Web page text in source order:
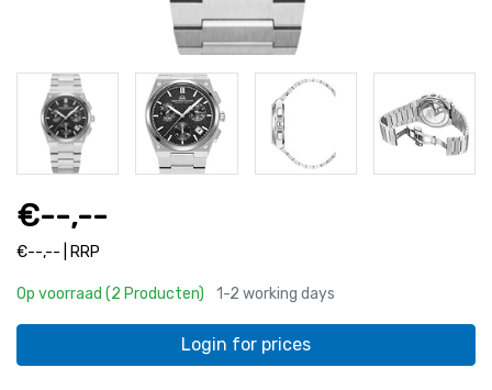
€--,--
€--,-- | RRP
Op voorraad (2 Producten) 1-2 working days
Login for prices